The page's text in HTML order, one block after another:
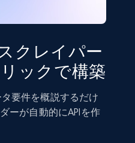
クレイパー
ックで構築
要件を概説するだけ
ーが自動的にAPIを作